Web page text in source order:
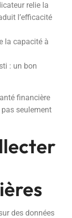
relie la
l’efficacité
la capacité à
: un bon
financière
seulement
des données